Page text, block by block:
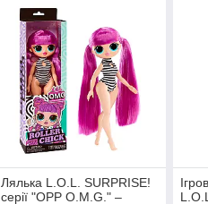
Лялька L.O.L. SURPRISE!
серії "OPP O.M.G." –